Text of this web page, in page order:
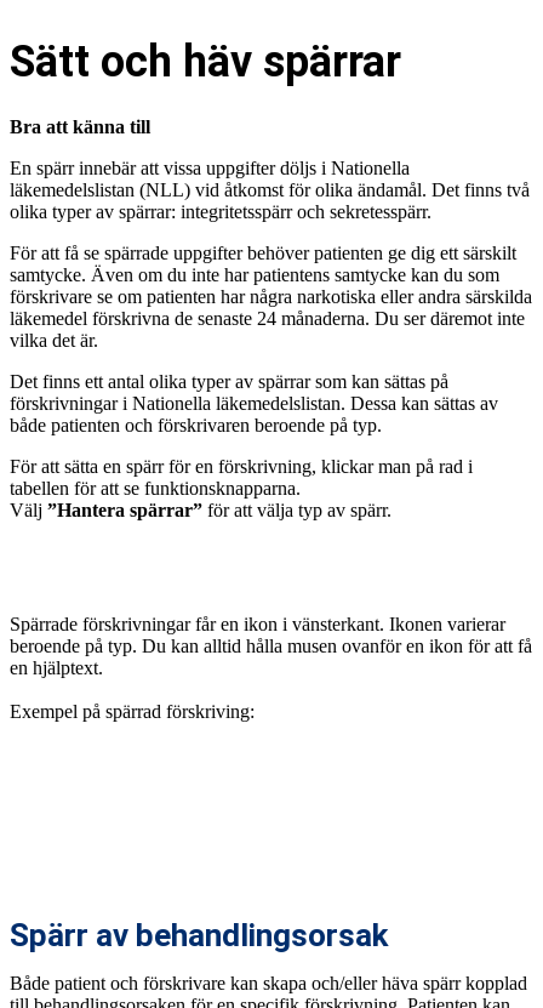
Sätt och häv spärrar
Bra att känna till
En spärr innebär att vissa uppgifter döljs i Nationella
läkemedelslistan (NLL) vid åtkomst för olika ändamål. Det finns två
olika typer av spärrar: integritetsspärr och sekretesspärr.
För att få se spärrade uppgifter behöver patienten ge dig ett särskilt
samtycke. Även om du inte har patientens samtycke kan du som
förskrivare se om patienten har några narkotiska eller andra särskilda
läkemedel förskrivna de senaste 24 månaderna. Du ser däremot inte
vilka det är.
Det finns ett antal olika typer av spärrar som kan sättas på
förskrivningar i Nationella läkemedelslistan. Dessa kan sättas av
både patienten och förskrivaren beroende på typ.
För att sätta en spärr för en förskrivning, klickar man på rad i
tabellen för att se funktionsknapparna.
Välj ”Hantera spärrar” för att välja typ av spärr.
Spärrade förskrivningar får en ikon i vänsterkant. Ikonen varierar
beroende på typ. Du kan alltid hålla musen ovanför en ikon för att få
en hjälptext.
Exempel på spärrad förskriving:
Spärr av behandlingsorsak
Både patient och förskrivare kan skapa och/eller häva spärr kopplad